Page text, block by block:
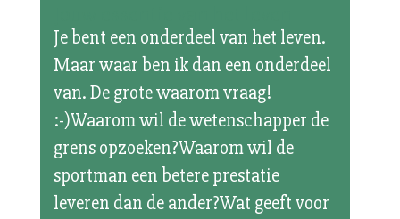
Je bent een onderdeel van het leven.
Maar waar ben ik dan een onderdeel
van. De grote waarom vraag!
:-)Waarom wil de wetenschapper de
grens opzoeken?Waarom wil de
sportman een betere prestatie
leveren dan de ander?Wat geeft voor